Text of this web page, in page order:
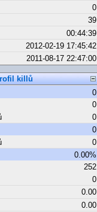
0
39
00:44:39
2012-02-19 17:45:42
2011-08-17 22:47:00
killů
0
0
0
0
0
0.00%
252
0
0.00
0.00